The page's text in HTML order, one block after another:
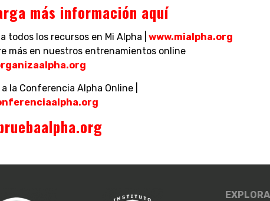
más información aquí
todos los recursos en Mi Alpha |
www.mialpha.org
más en nuestros entrenamientos online
la Conferencia Alpha Online |
EXPLORA